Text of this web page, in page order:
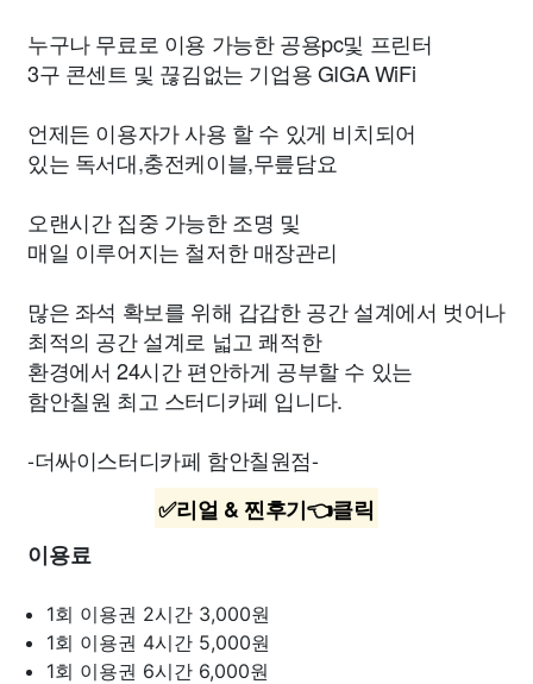
누구나 무료로 이용 가능한 공용pc및 프린터
3구 콘센트 및 끊김없는 기업용 GIGA WiFi
언제든 이용자가 사용 할 수 있게 비치되어
있는 독서대,충전케이블,무릎담요
오랜시간 집중 가능한 조명 및
매일 이루어지는 철저한 매장관리
많은 좌석 확보를 위해 갑갑한 공간 설계에서 벗어나
최적의 공간 설계로 넓고 쾌적한
환경에서 24시간 편안하게 공부할 수 있는
함안칠원 최고 스터디카페 입니다.
-더싸이스터디카페 함안칠원점-
✅리얼 & 찐후기👈클릭
이용료
1회 이용권 2시간 3,000원
1회 이용권 4시간 5,000원
1회 이용권 6시간 6,000원